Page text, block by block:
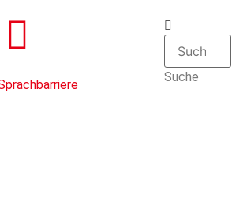
Suche